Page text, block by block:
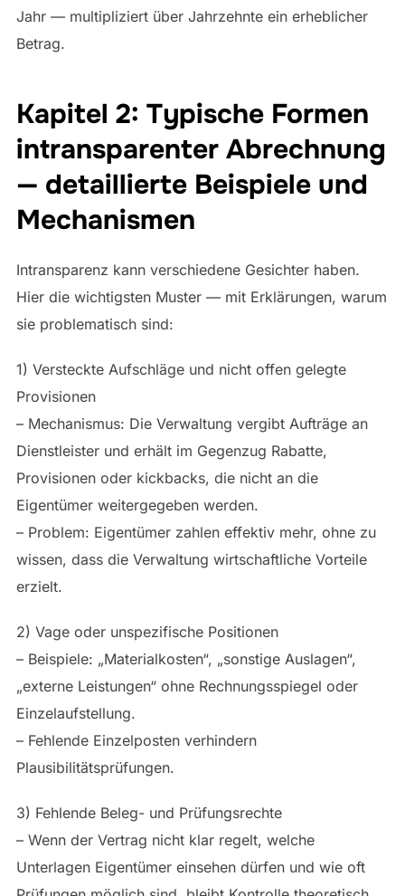
Jahr — multipliziert über Jahrzehnte ein erheblicher
Betrag.
Kapitel 2: Typische Formen
intransparenter Abrechnung
— detaillierte Beispiele und
Mechanismen
Intransparenz kann verschiedene Gesichter haben.
Hier die wichtigsten Muster — mit Erklärungen, warum
sie problematisch sind:
1) Versteckte Aufschläge und nicht offen gelegte
Provisionen
– Mechanismus: Die Verwaltung vergibt Aufträge an
Dienstleister und erhält im Gegenzug Rabatte,
Provisionen oder kickbacks, die nicht an die
Eigentümer weitergegeben werden.
– Problem: Eigentümer zahlen effektiv mehr, ohne zu
wissen, dass die Verwaltung wirtschaftliche Vorteile
erzielt.
2) Vage oder unspezifische Positionen
– Beispiele: „Materialkosten“, „sonstige Auslagen“,
„externe Leistungen“ ohne Rechnungsspiegel oder
Einzelaufstellung.
– Fehlende Einzelposten verhindern
Plausibilitätsprüfungen.
3) Fehlende Beleg- und Prüfungsrechte
– Wenn der Vertrag nicht klar regelt, welche
Unterlagen Eigentümer einsehen dürfen und wie oft